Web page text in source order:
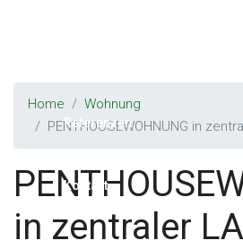
Referenzen
Kontakt
Home
Wohnung
PENTHOUSEWOHNUNG in
in zentraler